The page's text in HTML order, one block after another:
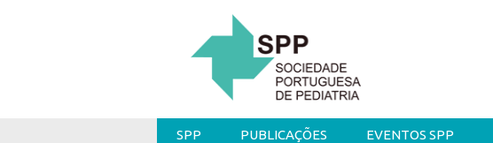
SPP PUBLICAÇÕES EVENTOS SPP